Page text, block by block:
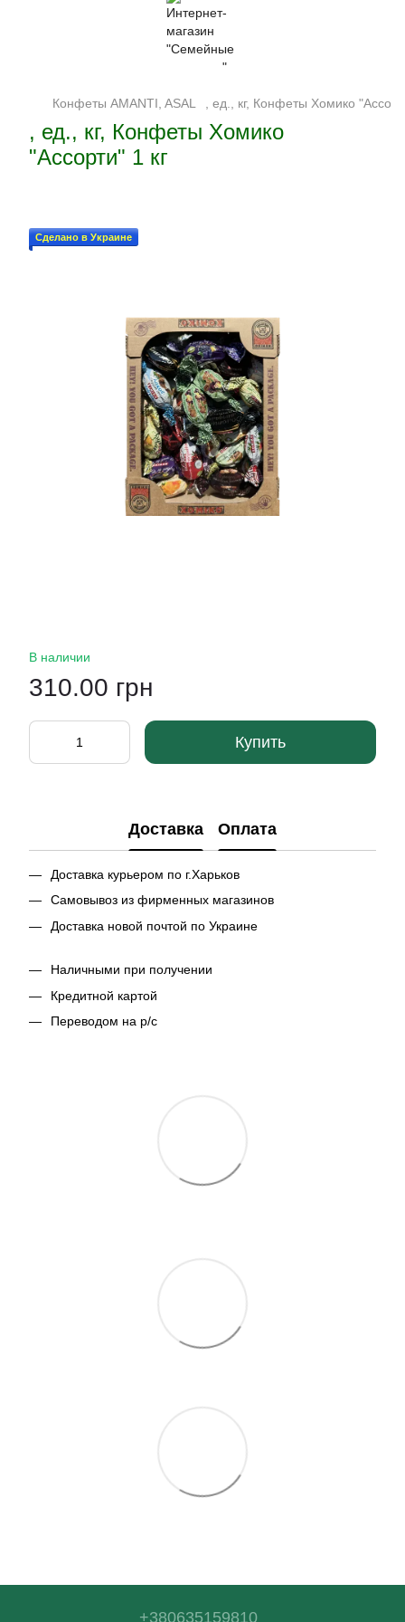
Конфеты AMANTI, ASAL , ед., кг, Конфеты Хомико
, ед., кг, Конфеты Хомико
"Ассорти" 1 кг
Сделано в Украине
В наличии
310.00 грн
Купить
Доставка Оплата
Доставка курьером по г.Харьков
Самовывоз из фирменных магазинов
Доставка новой почтой по Украине
Наличными при получении
Кредитной картой
Переводом на р/с
+380635159810